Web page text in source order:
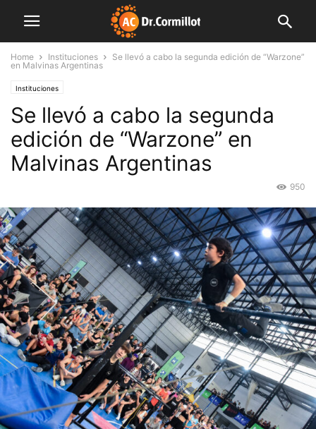
Home Instituciones
Se llevó a cabo la segunda edición de “Warzone”
en Malvinas Argentinas
Instituciones
Se llevó a cabo la segunda
edición de “Warzone” en
Malvinas Argentinas
950